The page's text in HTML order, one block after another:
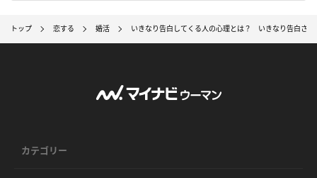
トップ 恋する 婚活 いきなり告白してくる人の心理とは？ いきなり告白され
カテゴリー